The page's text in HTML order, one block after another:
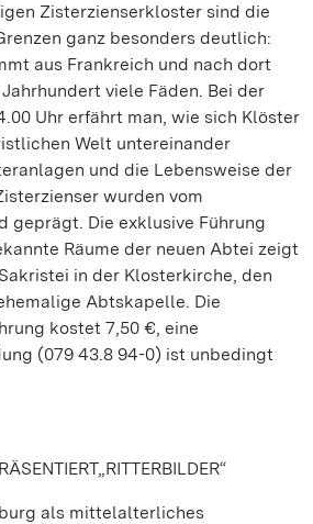
Zisterzienserkloster sind die
ganz besonders deutlich:
aus Frankreich und nach dort
viele Fäden. Bei der
Uhr erfährt man, wie sich Klöster
Welt untereinander
und die Lebensweise der
wurden vom
geprägt. Die exklusive Führung
Räume der neuen Abtei zeigt
in der Klosterkirche, den
Abtskapelle. Die
kostet 7,50 €, eine
(079 43.8 94-0) ist unbedingt
als mittelalterliches